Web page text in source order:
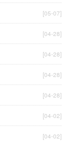
[05-07]
[04-28]
[04-28]
[04-28]
[04-28]
[04-02]
[04-02]